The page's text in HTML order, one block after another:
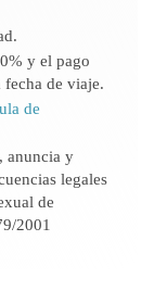
y el pago
fecha de viaje.
de
, anuncia y
legales
de
2001